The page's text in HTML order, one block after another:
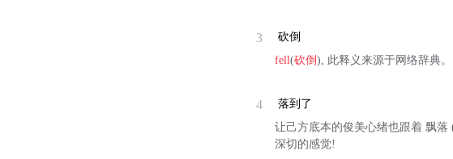
3
砍倒
fell(砍倒), 此释义来源于网络辞典。
4
落到了
让己方底本的俊美心绪也跟着 飘落
深切的感觉!